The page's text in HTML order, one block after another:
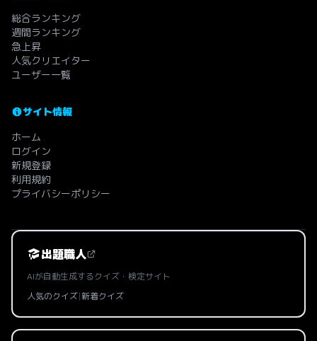
総合ランキング
週間ランキング
急上昇
人気クリエイター
ユーザー一覧
サイト情報
ホーム
ログイン
新規登録
利用規約
プライバシーポリシー
出題職人
AIが自動生成するクイズ・検定サイト
人気のクイズ|新着クイズ